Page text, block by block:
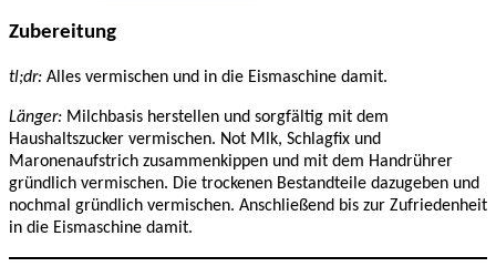
Zubereitung
tl;dr: Alles vermischen und in die Eismaschine damit.
Länger: Milchbasis herstellen und sorgfältig mit dem
Haushaltszucker vermischen. Not Mlk, Schlagfix und
Maronenaufstrich zusammenkippen und mit dem Handrührer
gründlich vermischen. Die trockenen Bestandteile dazugeben und
nochmal gründlich vermischen. Anschließend bis zur Zufriedenheit
in die Eismaschine damit.